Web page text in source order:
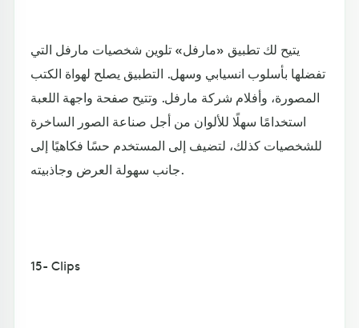
يتيح لك تطبيق «مارفل» تلوين شخصيات مارفل التي
تفضلها بأسلوب انسيابي وسهل. التطبيق يصلح لهواة الكتب
المصورة، وأفلام شركة مارفل. وتتيح صفحة واجهة اللعبة
استخدامًا سهلًا للألوان من أجل صناعة الصور الساخرة
للشخصيات كذلك، لتضيف إلى المستخدم حسًا فكاهيًا إلى
جانب سهولة العرض وجاذبيته.
15- Clips